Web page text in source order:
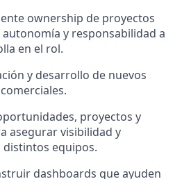
ownership de proyectos
y responsabilidad a
en el rol.
y desarrollo de nuevos
proyectos y
asegurar visibilidad y
equipos.
dashboards que ayuden